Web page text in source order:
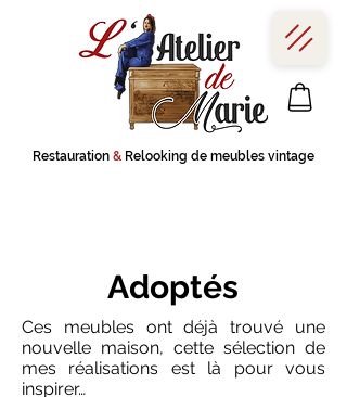
Restauration & Relooking de meubles vintage
Adoptés
Ces meubles ont déjà trouvé une
nouvelle maison, cette sélection de
mes réalisations est là pour vous
inspirer…